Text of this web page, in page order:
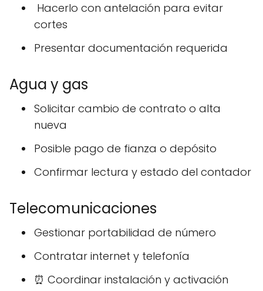
️ Hacerlo con antelación para evitar
cortes
Presentar documentación requerida
Agua y gas
Solicitar cambio de contrato o alta
nueva
Posible pago de fianza o depósito
Confirmar lectura y estado del contador
Telecomunicaciones
Gestionar portabilidad de número
Contratar internet y telefonía
⏰ Coordinar instalación y activación